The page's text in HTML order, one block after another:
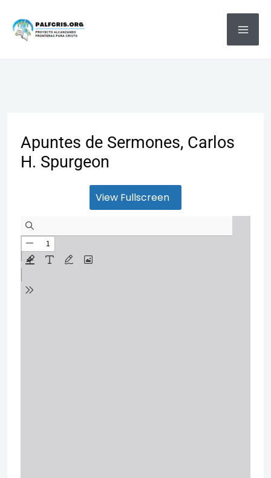
Apuntes de Sermones, Carlos
H. Spurgeon
View Fullscreen